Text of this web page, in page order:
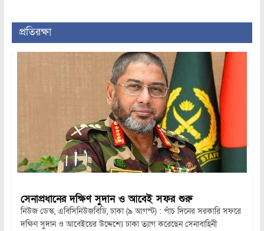
প্রতিরক্ষা
সেনাপ্রধানের দক্ষিণ সুদান ও আবেই সফর শুরু
নিউজ ডেস্ক, এবিসিনিউজবিডি, ঢাকা (৯ আগস্ট) : পাঁচ দিনের সরকারি সফরে
দক্ষিণ সুদান ও আবেইয়ের উদ্দেশ্যে ঢাকা ত্যাগ করেছেন সেনাবাহিনী